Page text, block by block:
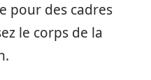
pour des cadres
le corps de la